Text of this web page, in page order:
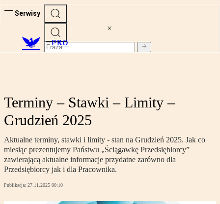
Serwisy
PRO
Terminy – Stawki – Limity –
Grudzień 2025
Aktualne terminy, stawki i limity - stan na Grudzień 2025. Jak co
miesiąc prezentujemy Państwu „Ściągawkę Przedsiębiorcy”
zawierającą aktualne informacje przydatne zarówno dla
Przedsiębiorcy jak i dla Pracownika.
Publikacja: 27.11.2025 00:10